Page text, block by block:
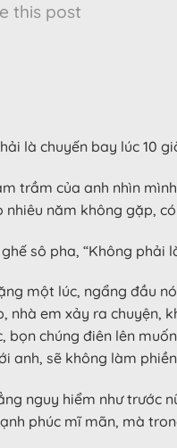
this post
là chuyến bay lúc 10
trầm của anh nhìn
năm không gặp,
sô pha, “Không
một lúc, ngẩng đầu
nhà em xảy ra chuyện,
bọn chúng điên lên
anh, sẽ không làm
nguy hiểm như trước
phúc mĩ mãn, mà